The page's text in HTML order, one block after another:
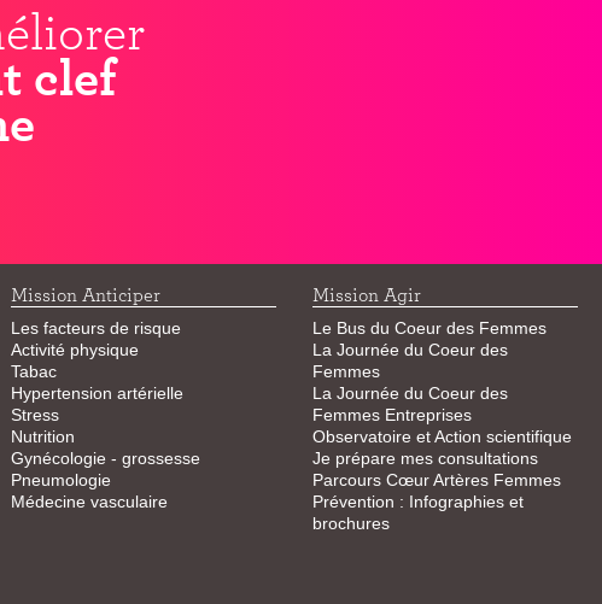
clef
Mission Anticiper
Les facteurs de risque
Activité physique
Tabac
Hypertension artérielle
Stress
Nutrition
Gynécologie - grossesse
Pneumologie
Médecine vasculaire
Mission Agir
Le Bus du Coeur des Femmes
La Journée du Coeur des
Femmes
La Journée du Coeur des
Femmes Entreprises
Observatoire et Action scientifique
Je prépare mes consultations
Parcours Cœur Artères Femmes
Prévention : Infographies et
brochures